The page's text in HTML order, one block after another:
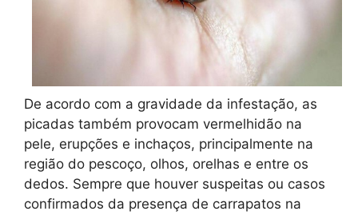
De acordo com a gravidade da infestação, as
picadas também provocam vermelhidão na
pele, erupções e inchaços, principalmente na
região do pescoço, olhos, orelhas e entre os
dedos. Sempre que houver suspeitas ou casos
confirmados da presença de carrapatos na